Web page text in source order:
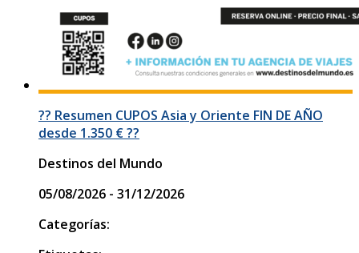
?? Resumen CUPOS Asia y Oriente FIN DE AÑO
desde 1.350 € ??
Destinos del Mundo
05/08/2026 - 31/12/2026
Categorías: